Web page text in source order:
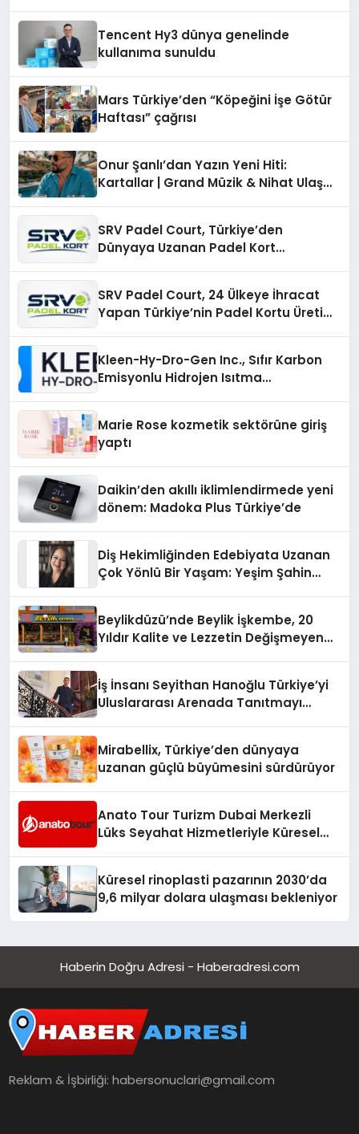
Tencent Hy3 dünya genelinde
kullanıma sunuldu
Mars Türkiye’den “Köpeğini İşe Götür
Haftası” çağrısı
Onur Şanlı’dan Yazın Yeni Hiti:
Kartallar | Grand Müzik & Nihat Ulaş
SRV Padel Court, Türkiye’den
Dünyaya Uzanan Padel Kort
SRV Padel Court, 24 Ülkeye İhracat
Yapan Türkiye’nin Padel Kortu Üretim
Kleen-Hy-Dro-Gen Inc., Sıfır Karbon
Emisyonlu Hidrojen Isıtma
Marie Rose kozmetik sektörüne giriş
yaptı
Daikin’den akıllı iklimlendirmede yeni
dönem: Madoka Plus Türkiye’de
Diş Hekimliğinden Edebiyata Uzanan
Çok Yönlü Bir Yaşam: Yeşim Şahin
Beylikdüzü’nde Beylik İşkembe, 20
Yıldır Kalite ve Lezzetin Değişmeyen
İş İnsanı Seyithan Hanoğlu Türkiye’yi
Uluslararası Arenada Tanıtmayı
Mirabellix, Türkiye’den dünyaya
uzanan güçlü büyümesini sürdürüyor
Anato Tour Turizm Dubai Merkezli
Lüks Seyahat Hizmetleriyle Küresel
Küresel rinoplasti pazarının 2030’da
9,6 milyar dolara ulaşması bekleniyor
Haberin Doğru Adresi - Haberadresi.com
Reklam & İşbirliği:habersonuclari@gmail.com